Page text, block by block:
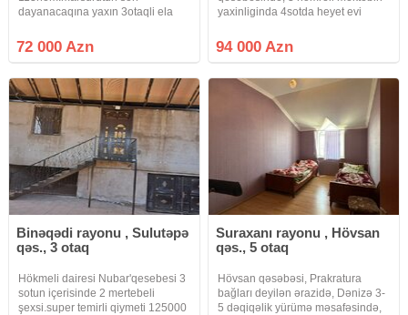
dayanacaqına yaxın 3otaqli ela
konalizasiya bütün
kom.var.2mekteb bağça 24saat
yaxındı.113nom.avtobus evin
yaxınlığından 20deqiqeye metro
72 000 Azn
yaxinliginda 4sotda heyet evi
temir olunub. Awaqi mertebede 1
zal, 1 yataq otagi, kuxna ve
94 000 Azn
Binəqədi rayonu , Sulutəpə
qəs., 3 otaq
Hökmeli dairesi Nubar'qesebesi 3
sotun içerisinde 2 mertebeli
şexsi.super temirli qiymeti 125000
Suraxanı rayonu , Hövsan
qəs., 5 otaq
Hövsan qəsəbəsi, Prakratura
bağları deyilən ərazidə, Dənizə 3-
5 dəqiqəlik yürümə məsafəsində,